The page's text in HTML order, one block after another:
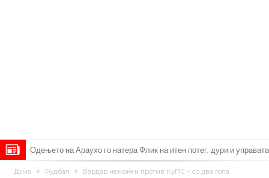
Никој не разбира зошто: Мурињо брутално го понижи
Дома Фудбал
Вардар немоќен против КуПС – со два гола